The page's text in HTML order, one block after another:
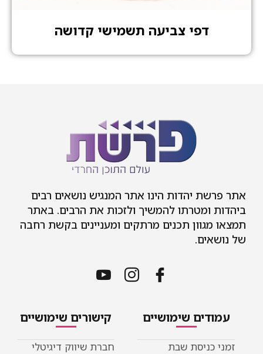
דפי צביעה תשמישי קדושה
אתר פרשת יהדות הינו אתר המנגיש נושאים רבים
ביהדות ומטרתו להמשיך ולזכות את הרבים. באתר
תמצאו מגוון תכנים מרתקים ומעניינים בקשת רחבה
של נושאים.
עמודים שימושיים
זמני כניסת שבת
קישורים שימושיים
חברת שיווק דיגיטלי